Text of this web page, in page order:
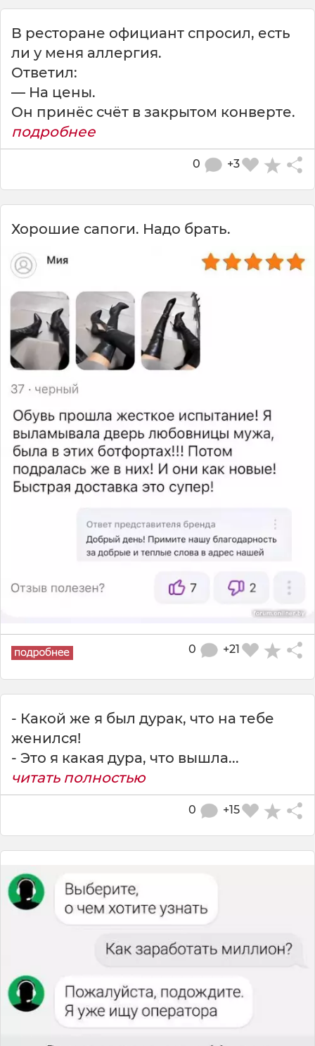
В ресторане официант спросил, есть
ли у меня аллергия.
Ответил:
— На цены.
Он принёс счёт в закрытом конверте.
подробнее
+3
0
Хорошие сапоги. Надо брать.
+21
0
- Какой же я был дурак, что на тебе
женился!
- Это я какая дура, что вышла...
читать полностью
+15
0